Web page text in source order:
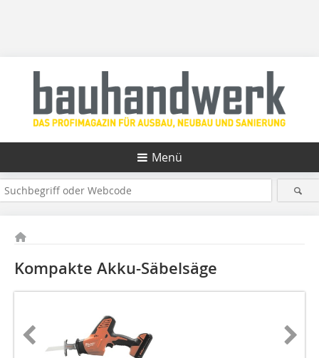
Menü
Kompakte Akku-Säbelsäge